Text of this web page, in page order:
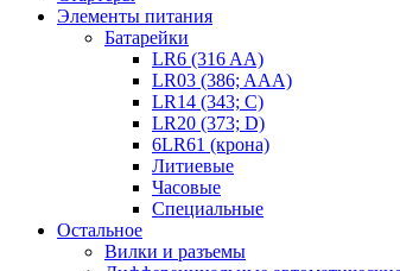
Элементы питания
Батарейки
LR6 (316 AA)
LR03 (386; AAA)
LR14 (343; C)
LR20 (373; D)
6LR61 (крона)
Литиевые
Часовые
Специальные
Остальное
Вилки и разъемы